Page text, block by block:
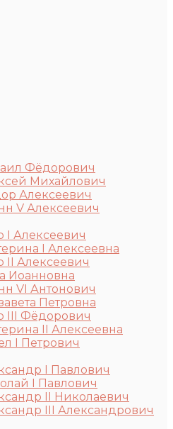
Фёдорович
Михайлович
Алексеевич
V Алексеевич
I Алексеевич
I Алексеевна
II Алексеевич
Иоанновна
VI Антонович
Петровна
III Фёдорович
II Алексеевна
I Петрович
I Павлович
I Павлович
II Николаевич
III Александрович